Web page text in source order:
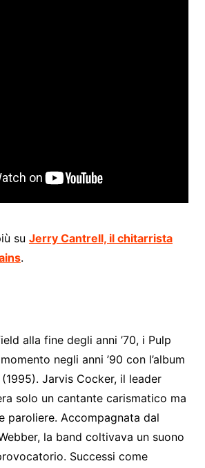
su Jerry Cantrell, il chitarrista
.
alla fine degli anni ’70, i Pulp
negli anni ’90 con l’album
(1995). Jarvis Cocker, il leader
solo un cantante carismatico ma
paroliere. Accompagnata dal
la band coltivava un suono
Successi come